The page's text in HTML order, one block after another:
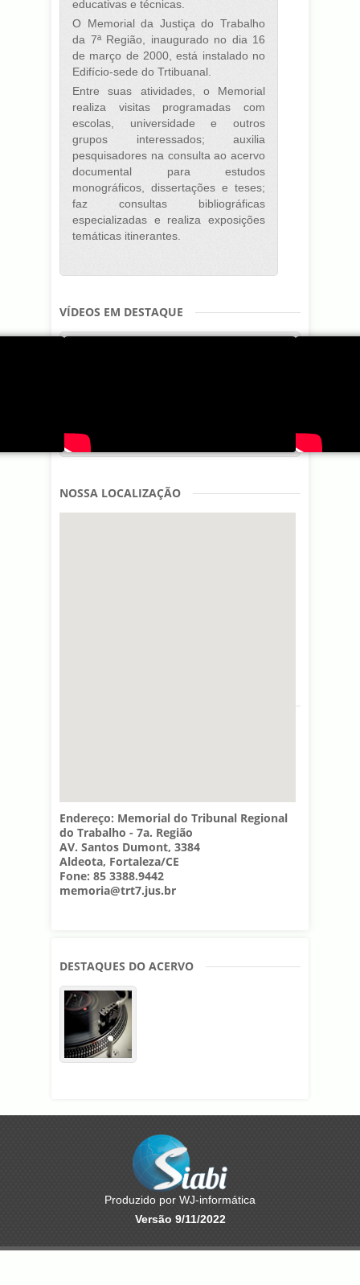
educativas e técnicas.
O Memorial da Justiça do Trabalho
da 7ª Região, inaugurado no dia 16
de março de 2000, está instalado no
Edifício-sede do Trtibuanal.
Entre suas atividades, o Memorial
realiza visitas programadas com
escolas, universidade e outros
grupos interessados; auxilia
pesquisadores na consulta ao acervo
documental para estudos
monográficos, dissertações e teses;
faz consultas bibliográficas
especializadas e realiza exposições
temáticas itinerantes.
VÍDEOS EM DESTAQUE
NOSSA LOCALIZAÇÃO
Endereço: Memorial do Tribunal Regional
do Trabalho - 7a. Região
AV. Santos Dumont, 3384
Aldeota, Fortaleza/CE
Fone: 85 3388.9442
memoria@trt7.jus.br
DESTAQUES DO ACERVO
Produzido por WJ-informática
Versão 9/11/2022